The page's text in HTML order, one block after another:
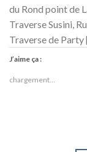
du Rond point de
Traverse Susini,
Traverse de
J’aime ça :
chargement…